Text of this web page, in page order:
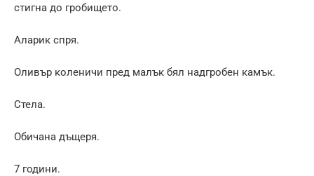
стигна до гробището.
Аларик спря.
Оливър коленичи пред малък бял надгробен камък.
Стела.
Обичана дъщеря.
7 години.